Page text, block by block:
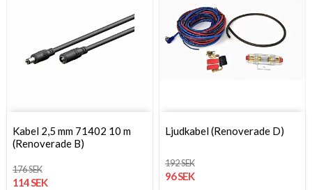
Kabel 2,5 mm 71402 10 m
(Renoverade B)
176 SEK
114 SEK
Ljudkabel (Renoverade D)
192 SEK
96 SEK